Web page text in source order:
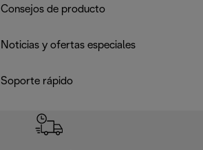
Consejos de producto
Noticias y ofertas especiales
Soporte rápido